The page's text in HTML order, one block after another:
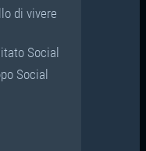
di vivere
Social
Social